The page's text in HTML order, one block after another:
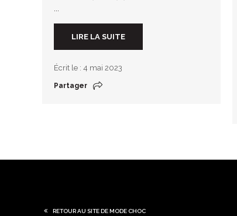
LIRE LA SUITE
Écrit le : 4 mai 2023
Partager
RETOUR AU SITE DE MODE CHOC